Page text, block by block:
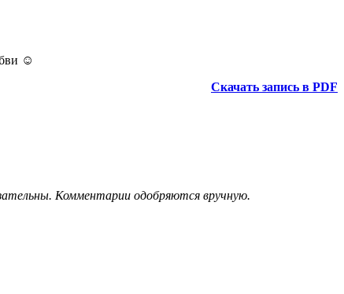
☺️
Скачать запись в PDF
Комментарии одобряются вручную.